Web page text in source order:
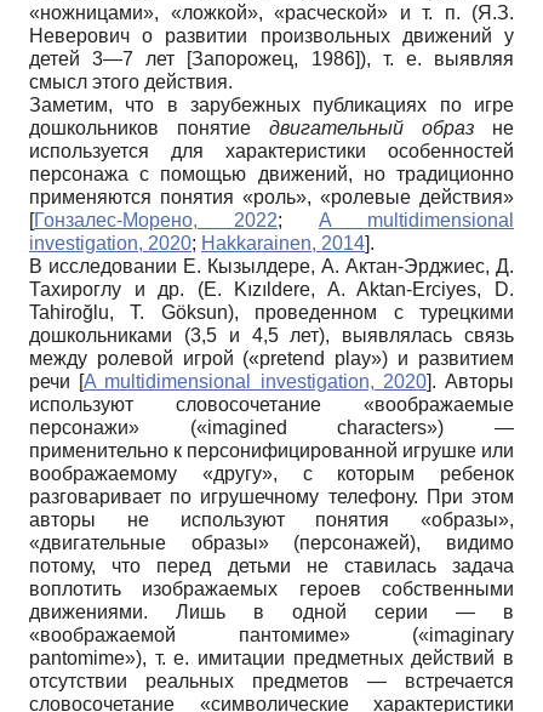
«ножницами», «ложкой», «расческой» и т. п. (Я.З.
Неверович о развитии произвольных движений у
детей 3—7 лет [Запорожец, 1986]), т. е. выявляя
смысл этого действия.
Заметим, что в зарубежных публикациях по игре
дошкольников понятие двигательный образ не
используется для характеристики особенностей
персонажа с помощью движений, но традиционно
применяются понятия «роль», «ролевые действия»
[Гонзалес-Морено, 2022; A multidimensional
investigation, 2020; Hakkarainen, 2014].
В исследовании E. Кызылдере, А. Актан-Эрджиес, Д.
Тахироглу и др. (E. Kızıldere, A. Aktan-Erciyes, D.
Tahiroğlu, T. Göksun), проведенном с турецкими
дошкольниками (3,5 и 4,5 лет), выявлялась связь
между ролевой игрой («pretend play») и развитием
речи [A multidimensional investigation, 2020]. Авторы
используют словосочетание «воображаемые
персонажи» («imagined characters») —
применительно к персонифицированной игрушке или
воображаемому «другу», с которым ребенок
разговаривает по игрушечному телефону. При этом
авторы не используют понятия «образы»,
«двигательные образы» (персонажей), видимо
потому, что перед детьми не ставилась задача
воплотить изображаемых героев собственными
движениями. Лишь в одной серии — в
«воображаемой пантомиме» («imaginary
pantomime»), т. е. имитации предметных действий в
отсутствии реальных предметов — встречается
словосочетание «символические характеристики